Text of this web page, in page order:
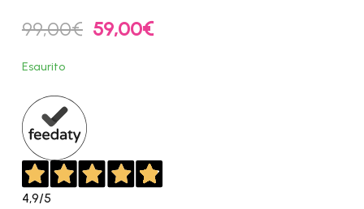
99,00€ Il
prezzo
59,00€Il
Esaurito
4,9/5